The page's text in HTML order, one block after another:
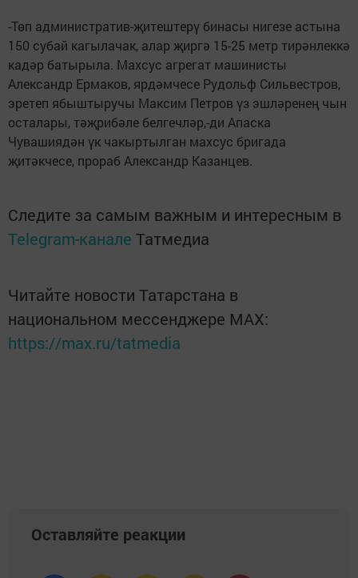
-Төп административ-җитештерү бинасы нигезе астына
150 субай кагылачак, алар җиргә 15-25 метр тирәнлеккә
кадәр батырыла. Махсус агрегат машинисты
Александр Ермаков, ярдәмчесе Рудольф Сильвестров,
эретеп ябыштыручы Максим Петров үз эшләренең чын
осталары, тәҗрибәле белгечләр,-ди Апаска
Чувашиядән үк чакыртылган махсус бригада
җитәкчесе, прораб Александр Казанцев.
Следите за самым важным и интересным в
Telegram-канале Татмедиа
Читайте новости Татарстана в
национальном мессенджере MАХ:
https://max.ru/tatmedia
Оставляйте реакции